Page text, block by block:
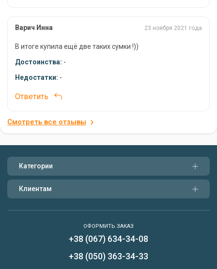
Варич Инна 23 ноября 2021 года
В итоге купила ещё две таких сумки !))
Достоинства: -
Недостатки: -
Ответить
Смотреть все отзывы
Категории
Клиентам
ОФОРМИТЬ ЗАКАЗ
+38 (067) 634-34-08
+38 (050) 363-34-33